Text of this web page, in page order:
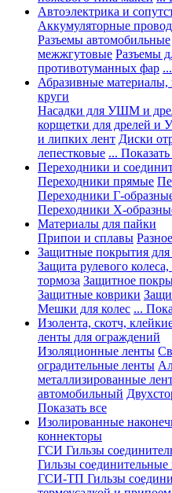
Автоэлектрика и
Аккумуляторные
Разъемы автомобильные
межжгутовые Разъемы
противотуманных фар
Абразивные материалы,
круги
Насадки для УШМ и
корщетки для дрелей
и липких лент Диски
лепестковые ... Показать
Переходники и
Переходники прямые
Переходники Г-
Переходники Х-
Материалы для пайки
Припои и сплавы
Защитные покрытия для
Защита рулевого
тормоза Защитное
Защитные коврики
Мешки для колес ...
Изолента, скотч,
ленты для ограждений
Изоляционные ленты
оградительные ленты
металлизированные
автомобильный
Показать все
Изолированные
коннекторы
ГСИ Гильзы
Гильзы соединительные
ГСИ-ТП Гильзы